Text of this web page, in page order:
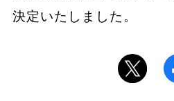
決定いたしました。